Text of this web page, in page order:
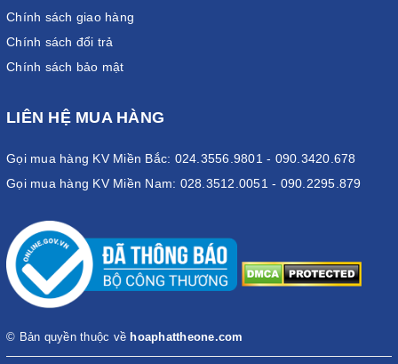
Chính sách giao hàng
Chính sách đổi trả
Chính sách bảo mật
LIÊN HỆ MUA HÀNG
Gọi mua hàng KV Miền Bắc: 024.3556.9801 - 090.3420.678
Gọi mua hàng KV Miền Nam: 028.3512.0051 - 090.2295.879
© Bản quyền thuộc về hoaphattheone.com